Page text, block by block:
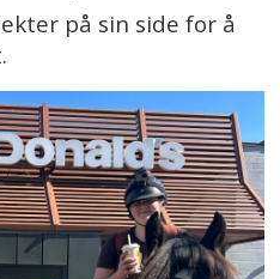
på sin side for å